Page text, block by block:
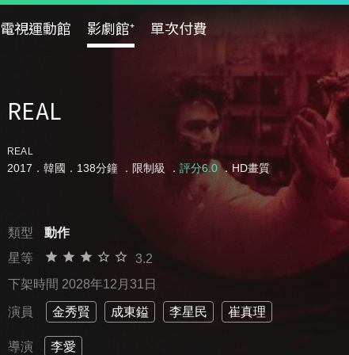
電視運動館 影劇館⁺ 單次付費
REAL
REAL
2017．韓國．138分鐘 ． 限制級 ． 評分6.0．HD畫質
類型
動作
星等
3.2
下架時間 2028年12月31日
演員 金秀賢 成東鎰 李星民 崔真理
導演 李愛